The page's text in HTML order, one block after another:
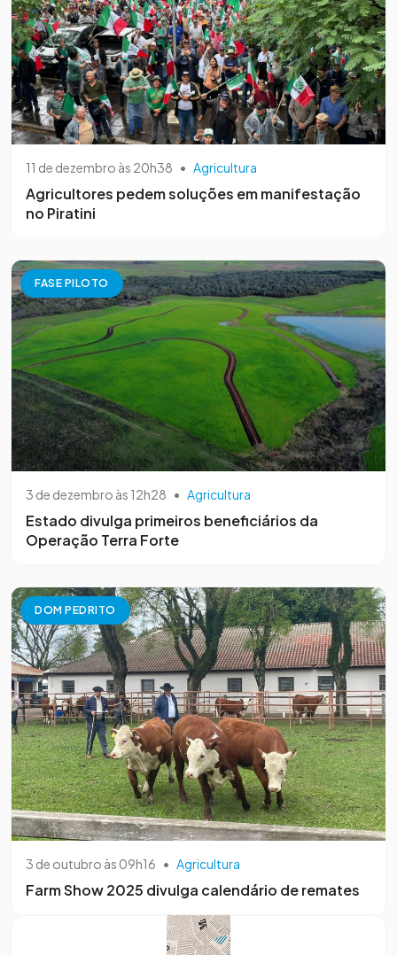
11 de dezembro às 20h38 • Agricultura
Agricultores pedem soluções em manifestação
no Piratini
FASE PILOTO
3 de dezembro às 12h28 • Agricultura
Estado divulga primeiros beneficiários da
Operação Terra Forte
DOM PEDRITO
3 de outubro às 09h16 • Agricultura
Farm Show 2025 divulga calendário de remates